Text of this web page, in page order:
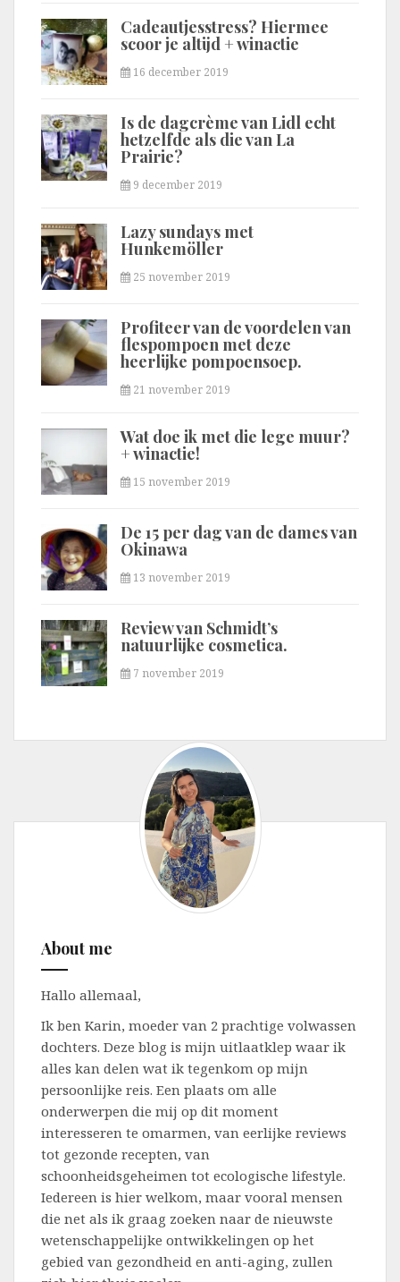
Cadeautjesstress? Hiermee
scoor je altijd + winactie
16 december 2019
Is de dagcrème van Lidl echt
hetzelfde als die van La
Prairie?
9 december 2019
Lazy sundays met
Hunkemöller
25 november 2019
Profiteer van de voordelen van
flespompoen met deze
heerlijke pompoensoep.
21 november 2019
Wat doe ik met die lege muur?
+ winactie!
15 november 2019
De 15 per dag van de dames van
Okinawa
13 november 2019
Review van Schmidt’s
natuurlijke cosmetica.
7 november 2019
About me
Hallo allemaal,
Ik ben Karin, moeder van 2 prachtige volwassen
dochters. Deze blog is mijn uitlaatklep waar ik
alles kan delen wat ik tegenkom op mijn
persoonlijke reis. Een plaats om alle
onderwerpen die mij op dit moment
interesseren te omarmen, van eerlijke reviews
tot gezonde recepten, van
schoonheidsgeheimen tot ecologische lifestyle.
Iedereen is hier welkom, maar vooral mensen
die net als ik graag zoeken naar de nieuwste
wetenschappelijke ontwikkelingen op het
gebied van gezondheid en anti-aging, zullen